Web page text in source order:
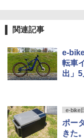
関連記事
e-
転車
出」5
e-bike
ポー
きた